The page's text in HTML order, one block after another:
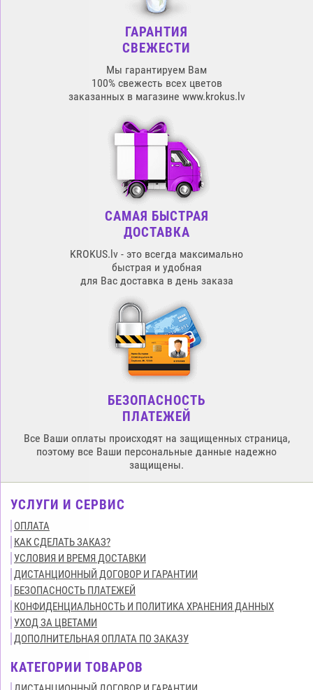
ГАРАНТИЯ
СВЕЖЕСТИ
Мы гарантируем Вам
100% свежесть всех цветов
заказанных в магазине www.krokus.lv
САМАЯ БЫСТРАЯ
ДОСТАВКА
KROKUS.lv - это всегда максимально
быстрая и удобная
для Вас доставка в день заказа
БЕЗОПАСНОСТЬ
ПЛАТЕЖЕЙ
Все Ваши оплаты происходят на защищенных страница,
поэтому все Ваши персональные данные надежно
защищены.
УСЛУГИ И СЕРВИС
ОПЛАТА
КАК СДЕЛАТЬ ЗАКАЗ?
УСЛОВИЯ И ВРЕМЯ ДОСТАВКИ
ДИСТАНЦИОННЫЙ ДОГОВОР И ГАРАНТИИ
БЕЗОПАСНОСТЬ ПЛАТЕЖЕЙ
КОНФИДЕНЦИАЛЬНОСТЬ И ПОЛИТИКА ХРАНЕНИЯ ДАННЫХ
УХОД ЗА ЦВЕТАМИ
ДОПОЛНИТЕЛЬНАЯ ОПЛАТА ПО ЗАКАЗУ
КАТЕГОРИИ ТОВАРОВ